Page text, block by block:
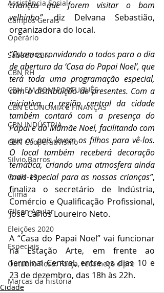
Assistência Social
Campos Gerais
Operário
Sábado CBN
CBN RH
CBN EM BOM PORTUGUÊS
CBN ECONOMIA E FINANÇAS
CBN INDÚSTRIA
CBN Cooperativismo
Silvio Barros
Covid-19
Clima
Gilson Aguiar
Eleições 2020
Especiais
Outubro Rosa: Força, recomeço e pre
Marcas da história
crianças que forem visitar o bom
velhinho”, diz Delvana Sebastião,
organizadora do local.
“Estamos convidando a todos para o dia
de abertura da ‘Casa do Papai Noel’, que
terá toda uma programação especial,
com a distribuição de presentes. Com a
iniciativa, a região central da cidade
também contará com a presença do
Papai e da Mamãe Noel, facilitando com
que os pais levem os filhos para vê-los.
O local também receberá decoração
temática, criando uma atmosfera ainda
mais especial para as nossas crianças”,
finaliza o secretário de Indústria,
Comércio e Qualificação Profissional,
José Carlos Loureiro Neto.
A “Casa do Papai Noel” vai funcionar
na Estação Arte, em frente ao
Terminal Central, entre os dias 10 e
23 de dezembro, das 18h às 22h.
Cidade